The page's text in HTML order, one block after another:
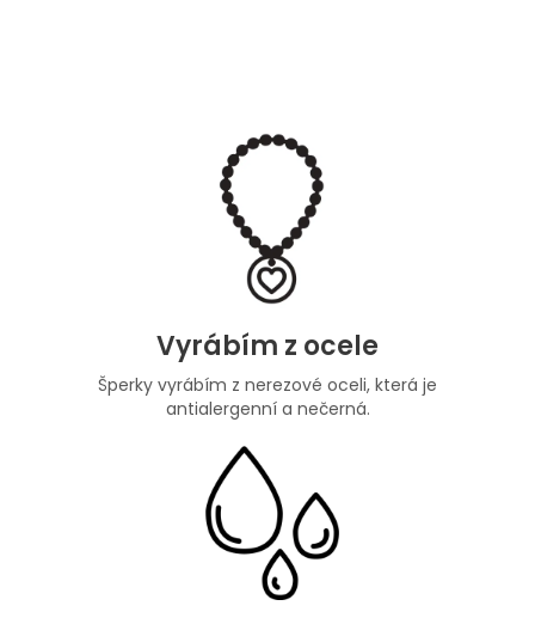
Vyrábím z ocele
Šperky vyrábím z nerezové oceli, která je
antialergenní a nečerná.